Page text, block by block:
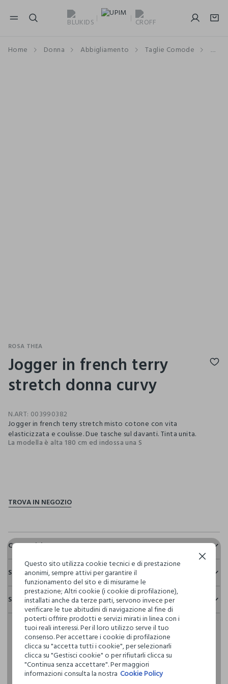
NAVIGATION.ARIA.GOTOMAINCONTENT
Home Donna Abbigliamento Taglie Comode
ROSA THEA
Jogger in french terry
stretch donna curvy
N.ART: 003990382
Jogger in french terry stretch misto cotone con vita
elasticizzata e coulisse. Due tasche sul davanti. Tinta unita.
La modella è alta 180 cm ed indossa una S
Composizione e cura
Composizione:
58% COTONE,38% POLIESTERE,4% ELASTAN
NON CANDEGGIARE
TEMPERATURA MASSIMA 30°C - PROCEDURA DELICATA
LAVAGGIO A SECCO PROFESSIONALE CON
TETRACLOROETILENE E TUTTI I SOLVENTI INDICATI CON IL
SEGNO F - PROCEDURA NORMALE
Sostenibilità e trasparenza
Sicurezza
Il 100% dei nostri articoli viene sottoposto a test chimico-
fisici, per verificarne il rispetto dei limiti che abbiamo
definito per l’uso di sostanze chimiche, talvolta anche più
restrittivi rispetto a quelli previsti dalla normativa
internazionale.
Clicca qui per vedere i dettagli
Spedizione e resi
Hai fino a 30 giorni dalla consegna del tuo ordine online per
cambiare idea e restituire i prodotti che hai acquistato.
Questo sito utilizza cookie tecnici e di prestazione
anonimi, sempre attivi per garantire il
funzionamento del sito e di misurarne le
prestazione; Altri cookie (i cookie di profilazione),
installati anche da terze parti, servono invece per
verificare le tue abitudini di navigazione al fine di
poterti offrire prodotti e servizi mirati in linea con i
tuoi reali interessi. Per il loro utilizzo serve il tuo
consenso. Per accettare i cookie di profilazione
clicca su "accetta tutti i cookie", per selezionarli
clicca su "Gestisci cookie" o per rifiutarli clicca su
"Continua senza accettare". Per maggiori
informazioni consulta la nostra Cookie Policy
Continua senza accettare